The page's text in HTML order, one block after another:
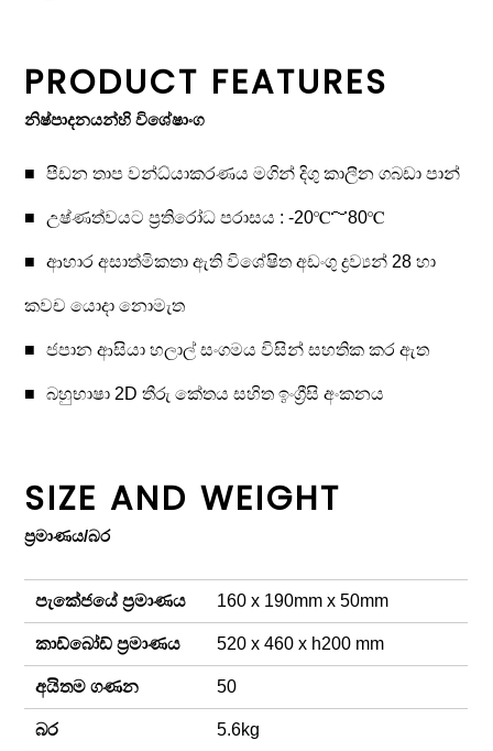
PRODUCT FEATURES
නිෂ්පාදනයන්හි විශේෂාංග
පීඩන තාප වන්ධ්යාකරණය මගින් දිගු කාලීන ගබඩා පාන්
උෂ්ණත්වයට ප්‍රතිරෝධ පරාසය : -20℃～80℃
ආහාර අසාත්මිකතා ඇති විශේෂිත අඩංගු ද්‍රව්‍යන් 28 හා
කවච යොදා නොමැත
ජපාන ආසියා හලාල් සංගමය විසින් සහතික කර ඇත
බහුභාෂා 2D තීරු කේතය සහිත ඉංග්‍රීසි අංකනය
SIZE AND WEIGHT
ප්‍රමාණය/බර
පැකේජයේ ප්‍රමාණය 160 x 190mm x 50mm
කාඩ්බෝඩ් ප්‍රමාණය 520 x 460 x h200 mm
අයිතම ගණන 50
බර 5.6kg